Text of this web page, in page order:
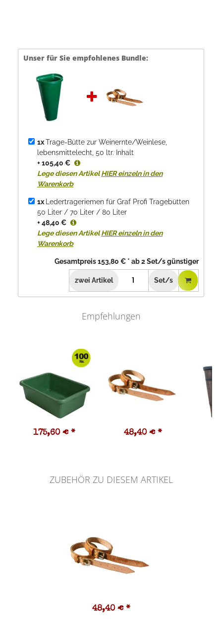
Unser für Sie empfohlenes Bundle:
1xTrage-Bütte zur Weinernte/Weinlese,
lebensmittelecht, 50 ltr. Inhalt
+ 105,40 €
Lege diesen ArtikelHIER einzeln in den
Warenkorb
1x
Ledertrageriemen für Graf Profi Tragebütten
50 Liter / 70 Liter / 80 Liter
+ 48,40 €
Lege diesen ArtikelHIER einzeln in den
Warenkorb
Gesamtpreis153,80 € * ab2Set/s günstiger
zwei Artikel Set/s
Empfehlungen
175,60 € * 48,40 € *
ZUBEHÖR ZU DIESEM ARTIKEL
48,40 € *